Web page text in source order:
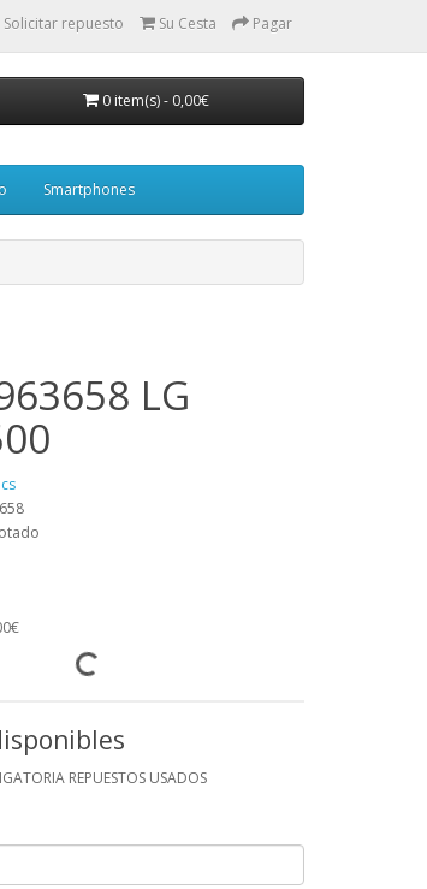
Solicitar repuesto Su Cesta Pagar
0 item(s)- 0,00€
Smartphones
LG
REPUESTOS USADOS